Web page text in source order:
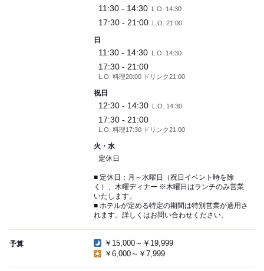
11:30 - 14:30 L.O. 14:30
17:30 - 21:00 L.O. 21:00
日
11:30 - 14:30 L.O. 14:30
17:30 - 21:00
L.O. 料理20:00 ドリンク21:00
祝日
12:30 - 14:30 L.O. 14:30
17:30 - 21:00
L.O. 料理17:30 ドリンク21:00
火・水
定休日
■ 定休日：月～水曜日（祝日イベント時を除
く）、木曜ディナー ※木曜日はランチのみ営業
いたします。
■ ホテルが定める特定の期間は特別営業が適用さ
れます。詳しくはお問い合わせください。
予算
￥15,000～￥19,999
￥6,000～￥7,999